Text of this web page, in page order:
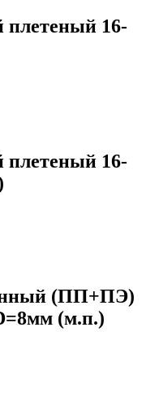
16-
16-
(ПП+ПЭ)
(м.п.)